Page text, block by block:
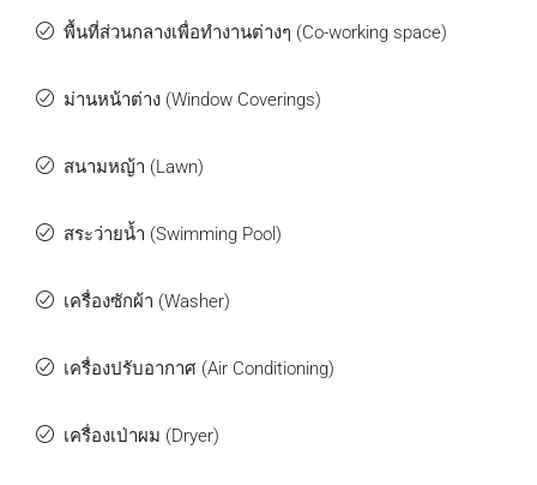
พื้นที่ส่วนกลางเพื่อทำงานต่างๆ (Co-working space)
ม่านหน้าต่าง (Window Coverings)
สนามหญ้า (Lawn)
สระว่ายน้ำ (Swimming Pool)
เครื่องซักผ้า (Washer)
เครื่องปรับอากาศ (Air Conditioning)
เครื่องเป่าผม (Dryer)